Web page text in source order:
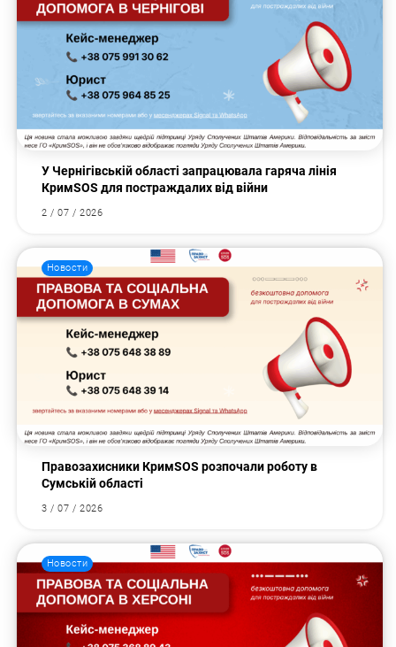
У Чернігівській області запрацювала гаряча лінія
КримSOS для постраждалих від війни
2 / 07 / 2026
Новости
Правозахисники КримSOS розпочали роботу в
Сумській області
3 / 07 / 2026
Новости